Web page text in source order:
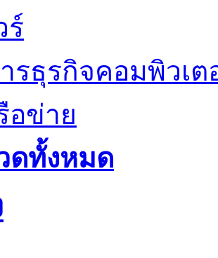
ร์
รธุรกิจคอมพิวเต
อข่าย
ดทั้งหมด